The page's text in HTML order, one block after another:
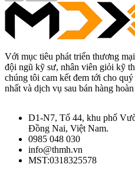
Với mục tiêu phát triển thương
đội ngũ kỹ sư, nhân viên giỏi kỹ
chúng tôi cam kết đem tới cho
nhất và dịch vụ sau bán hàng
D1-N7, Tổ 44, khu phố
Đồng Nai, Việt Nam.
0985 048 030
info@thmh.vn
MST:0318325578